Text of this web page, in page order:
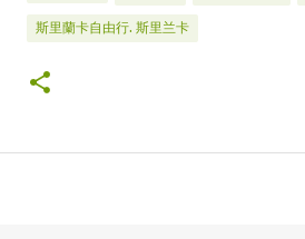
斯里蘭卡自由行. 斯里兰卡